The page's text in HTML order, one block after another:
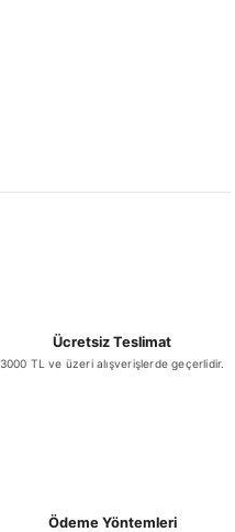
Ücretsiz Teslimat
3000 TL ve üzeri alışverişlerde geçerlidir.
Ödeme Yöntemleri